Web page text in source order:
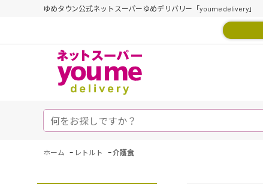
ゆめタウン公式ネットスーパーゆめデリバリー「youme delivery」
ホーム - レトルト -介護食